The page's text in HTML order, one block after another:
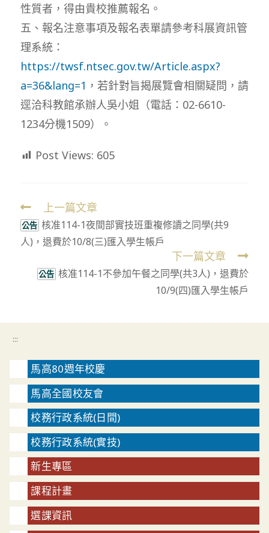
性質者，得由貴校推薦報名。
五、報名注意事項及報名表單請參考科展資訊管
理系統：
https://twsf.ntsec.gov.tw/Article.aspx?
a=36&lang=1 ，若針對旨揭展覽會相關疑問，請
逕洽科教館承辦人吳小姐（電話：02-6610-
1234分機1509）。
Post Views: 605
Read
more
articles
上一篇文章
公告 核准114-1夜間部實技班重複修讀之同學(共9
人)，退費於10/8(三)匯入學生帳戶
下一篇文章
公告 核准114-1不參加午餐之同學(共3人)，退費於
10/9(四)匯入學生帳戶
:::
馬高80週年校慶
馬高全國校友會
校務行政系統(日間)
校務行政系統(實技)
新生專區
課程計畫
選課資訊